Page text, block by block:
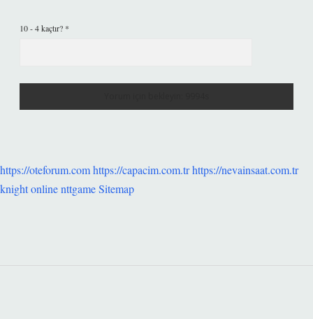
10 - 4 kaçtır? *
https://oteforum.comhttps://capacim.com.trhttps://nevainsaat.com.tr
knight onlinenttgameSitemap